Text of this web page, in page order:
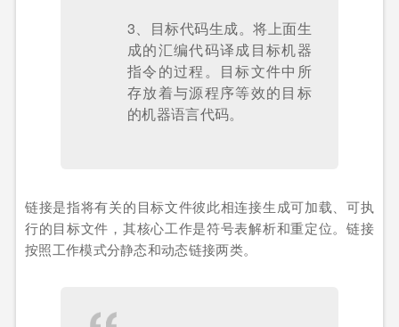
3、目标代码生成。将上面生
成的汇编代码译成目标机器
指令的过程。目标文件中所
存放着与源程序等效的目标
的机器语言代码。
链接是指将有关的目标文件彼此相连接生成可加载、可执
行的目标文件，其核心工作是符号表解析和重定位。链接
按照工作模式分静态和动态链接两类。